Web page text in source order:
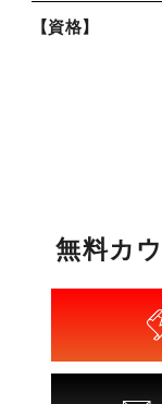
【資格】
無料カ ウ